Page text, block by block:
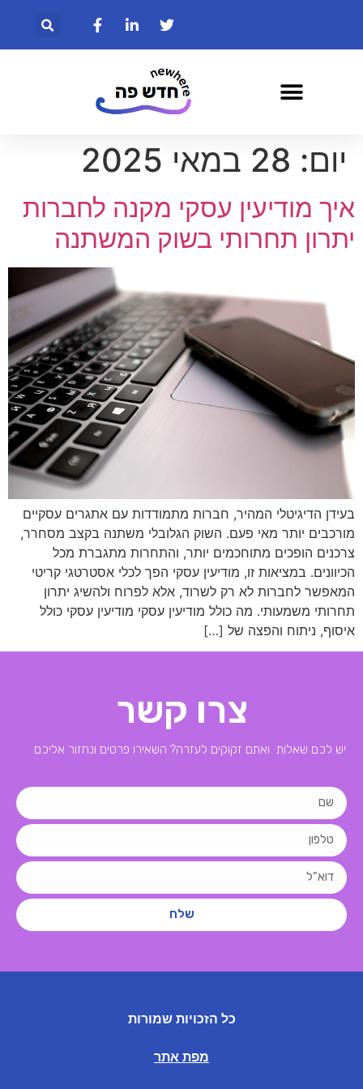
יום: 28 במאי 2025
איך מודיעין עסקי מקנה לחברות
יתרון תחרותי בשוק המשתנה
בעידן הדיגיטלי המהיר, חברות מתמודדות עם אתגרים עסקיים
מורכבים יותר מאי פעם. השוק הגלובלי משתנה בקצב מסחרר,
צרכנים הופכים מתוחכמים יותר, והתחרות מתגברת מכל
הכיוונים. במציאות זו, מודיעין עסקי הפך לכלי אסטרטגי קריטי
המאפשר לחברות לא רק לשרוד, אלא לפרוח ולהשיג יתרון
תחרותי משמעותי. מה כולל מודיעין עסקי מודיעין עסקי כולל
איסוף, ניתוח והפצה של […]
צרו קשר
יש לכם שאלות ואתם זקוקים לעזרה? השאירו פרטים ונחזור אליכם
שלח
כל הזכויות שמורות
מפת אתר